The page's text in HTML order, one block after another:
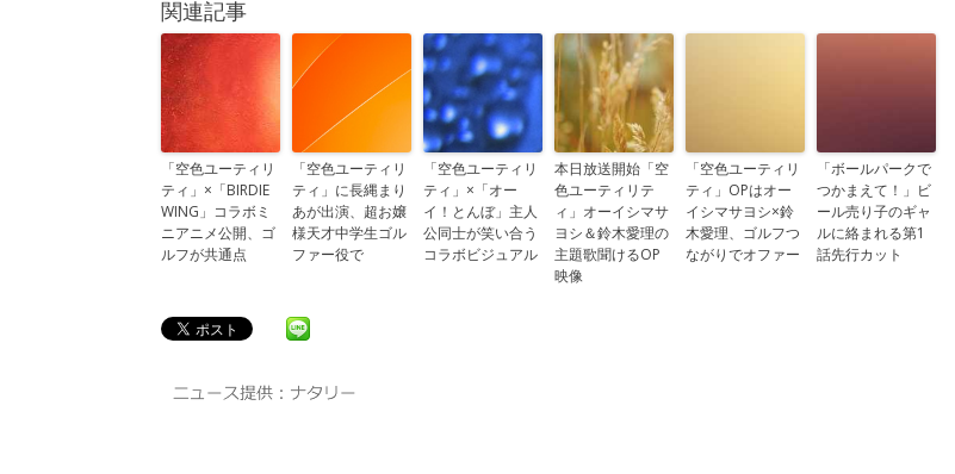
関連記事
「空色ユーティリ
ティ」×「BIRDIE
WING」コラボミ
ニアニメ公開、ゴ
ルフが共通点
「空色ユーティリ
ティ」に長縄まり
あが出演、超お嬢
様天才中学生ゴル
ファー役で
「空色ユーティリ
ティ」×「オー
イ！とんぼ」主人
公同士が笑い合う
コラボビジュアル
本日放送開始「空
色ユーティリテ
ィ」オーイシマサ
ヨシ＆鈴木愛理の
主題歌聞けるOP
映像
「空色ユーティリ
ティ」OPはオー
イシマサヨシ×鈴
木愛理、ゴルフつ
ながりでオファー
「ボールパークで
つかまえて！」ビ
ール売り子のギャ
ルに絡まれる第1
話先行カット